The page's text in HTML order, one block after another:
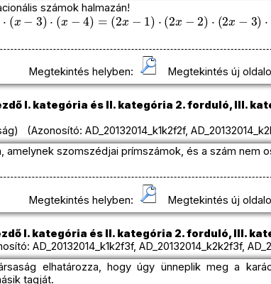
számok halmazán!
3)⋅(x−4)=(2x−1)⋅(2x−2 (2 −3 x− 4)
Megtekintés helyben: Megtekintés új
I. kategória és II. kategória 2. forduló, III.
(Azonosító: AD_20132014_k1k2f2f,
amelynek szomszédjai prímszámok, és a szám nem
Megtekintés helyben: Megtekintés új
I. kategória és II. kategória 2. forduló, III.
AD_20132014_k1k2f3f, AD_20132014_k2k2f3f,
elhatározza, hogy úgy ünneplik meg a
tagját.